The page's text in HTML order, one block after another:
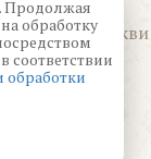
Церкви
Продолжая
обработку
соответствии